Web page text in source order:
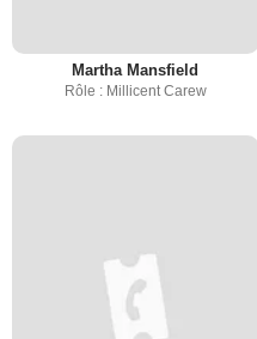
Martha Mansfield
Rôle : Millicent Carew